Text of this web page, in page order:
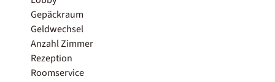
Gepäckraum
Geldwechsel
Anzahl Zimmer
Rezeption
Roomservice